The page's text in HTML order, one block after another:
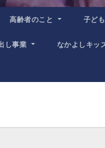
高齢者のこと 子ど
し事業 なかよしキッ